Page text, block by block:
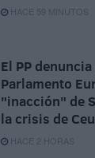
HACE 59 MINUTOS
El PP denuncia
Parlamento
"inacción" de
la crisis de
HACE 2 HORAS